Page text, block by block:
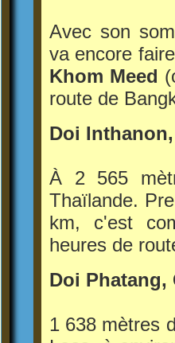
Avec son
va encore
Khom Meed
route de
Doi
À 2 565
Thaïlande.
km, c'est
heures de
Doi Phatang,
1 638 mètres